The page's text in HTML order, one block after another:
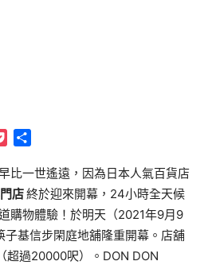
Pocket
比一世遙遠，因為日本人氣百貨店
店終於迎來開幕，24小時全天候
購物體驗！於明天（2021年9月9
子基信步閑庭地舖隆重開幕。店舖
超過20000呎）。DON DON